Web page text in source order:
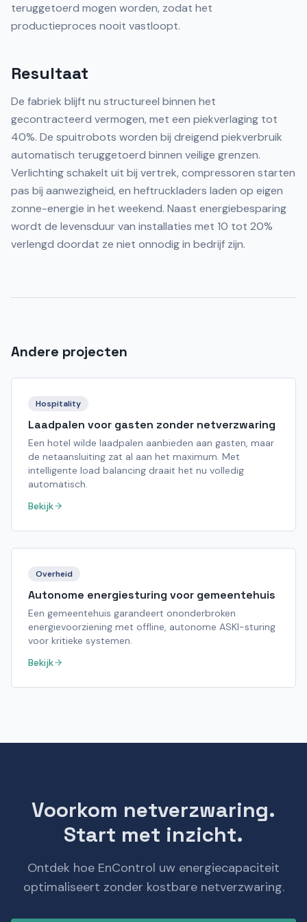
teruggetoerd mogen worden, zodat het
productieproces nooit vastloopt.
Resultaat
De fabriek blijft nu structureel binnen het
gecontracteerd vermogen, met een piekverlaging tot
40%. De spuitrobots worden bij dreigend piekverbruik
automatisch teruggetoerd binnen veilige grenzen.
Verlichting schakelt uit bij vertrek, compressoren starten
pas bij aanwezigheid, en heftruckladers laden op eigen
zonne-energie in het weekend. Naast energiebesparing
wordt de levensduur van installaties met 10 tot 20%
verlengd doordat ze niet onnodig in bedrijf zijn.
Andere projecten
Hospitality
Laadpalen voor gasten zonder netverzwaring
Een hotel wilde laadpalen aanbieden aan gasten, maar
de netaansluiting zat al aan het maximum. Met
intelligente load balancing draait het nu volledig
automatisch.
Bekijk
Overheid
Autonome energiesturing voor gemeentehuis
Een gemeentehuis garandeert ononderbroken
energievoorziening met offline, autonome ASKI-sturing
voor kritieke systemen.
Bekijk
Voorkom netverzwaring.
Start met inzicht.
Ontdek hoe EnControl uw energiecapaciteit
optimaliseert zonder kostbare netverzwaring.